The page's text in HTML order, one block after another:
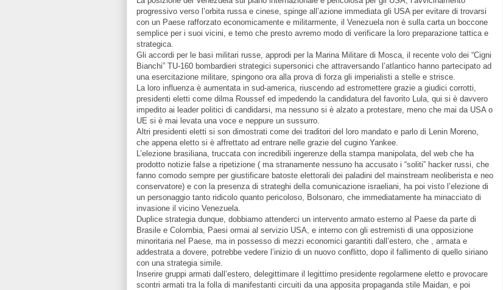
progressivo verso l’orbita russa e cinese, spinge all’azione immediata gli USA per evitare di trovarsi
con un Paese rafforzato economicamente e militarmente, il Venezuela non è sulla carta un boccone
semplice per i suoi vicini, e temo che presto avremo modo di verificare la loro preparazione tattica e
strategica.
Gli accordi per le basi militari russe, approdi per la Marina Militare di Mosca, il recente volo dei “Cigni
Bianchi” TU-160 bombardieri strategici supersonici che attraversando l’atlantico hanno partecipato ad
una esercitazione militare, spingono ora alla prova di forza gli imperialisti a stelle e strisce.
La loro influenza è aumentata in sud-america, riuscendo ad estromettere grazie a giudici corrotti,
presidenti eletti come dilma Roussef ed impedendo la candidatura del favorito Lula, qui si è davvero
impedito ai leader politici di candidarsi, ma nessuno si è alzato a protestare, meno che mai da USA o
UE si è mai levata una voce e neppure un sussurro.
Altri presidenti eletti si son dimostrati come dei traditori del loro mandato e parlo di Lenin Moreno,
che appena eletto si è affrettato ad entrare nelle grazie del cugino Yankee.
L’elezione brasiliana, truccata con incredibili ingerenze della stampa manipolata, del web che ha
prodotto notizie false a ripetizione ( ma stranamente nessuno ha accusato i “soliti” hacker russi, che
fanno comodo sempre per giustificare batoste elettorali dei paladini del mainstream neoliberista e neo
conservatore) e con la presenza di strateghi della comunicazione israeliani, ha poi visto l’elezione di
un personaggio tanto ridicolo quanto pericoloso, Bolsonaro, che immediatamente ha minacciato di
invasione il vicino Venezuela.
Duplice strategia dunque, dobbiamo attenderci un intervento armato esterno al Paese da parte di
Brasile e Colombia, Paesi ormai al servizio USA, e interno con gli estremisti di una opposizione
minoritaria nel Paese, ma in possesso di mezzi economici garantiti dall’estero, che , armata e
addestrata a dovere, potrebbe vedere l’inizio di un nuovo conflitto, dopo il fallimento di quello siriano
con una strategia simile.
Inserire gruppi armati dall’estero, delegittimare il legittimo presidente regolarmene eletto e provocare
scontri armati tra la folla di manifestanti circuiti da una apposita propaganda stile Maidan, e poi